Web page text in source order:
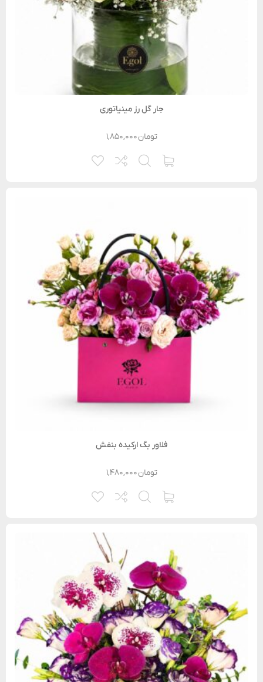
جار گل رز مینیاتوری
۱,۸۵۰,۰۰۰تومان
فلاور بگ ارکیده بنفش
۱,۴۸۰,۰۰۰تومان